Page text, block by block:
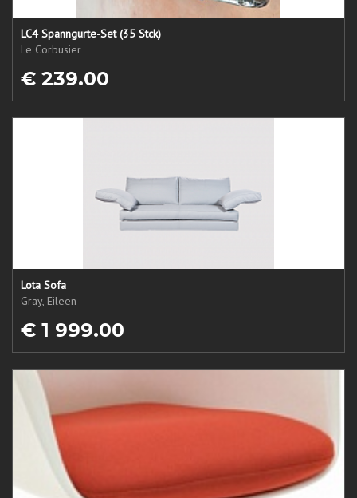
LC4 Spanngurte-Set (35 Stck)
Le Corbusier
€ 239.00
Lota Sofa
Gray, Eileen
€ 1 999.00